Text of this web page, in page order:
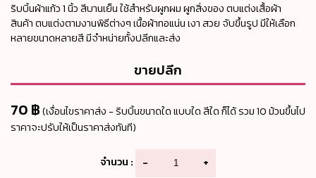
ริบบิ้นผ้าแก้ว 1 นิ้ว สีบานเย็น ใช้สำหรับผูกผม ผูกสิ่งของ ตบแต่งเสื้อผ้า
สินค้า ตบแต่งตามงานพิธีต่างๆ เนื้อผ้าทอแน่น เงา สวย จับขึ้นรูป มีให้เลือก
หลายขนาดหลายสี มีจำหน่ายทั้งปลีกและส่ง
ขายปลีก
70 ฿(เงื่อนไขราคาส่ง - ริบบิ้นขนาดใด แบบใด สีใด ก็ได้ รวม 10 ม้วนขึ้นไป
ราคาจะปรับให้เป็นราคาส่งทันที)
จำนวน : - +